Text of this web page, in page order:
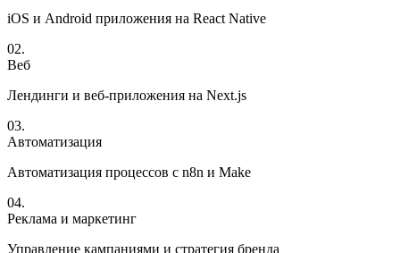
iOS и Android приложения на React Native
02.
Веб
Лендинги и веб-приложения на Next.js
03.
Автоматизация
Автоматизация процессов с n8n и Make
04.
Реклама и маркетинг
Управление кампаниями и стратегия бренда